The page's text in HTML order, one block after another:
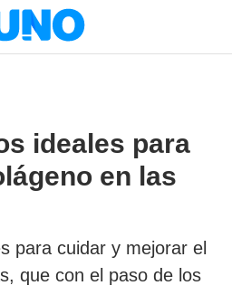
ideales para
en las
para cuidar y mejorar el
que con el paso de los